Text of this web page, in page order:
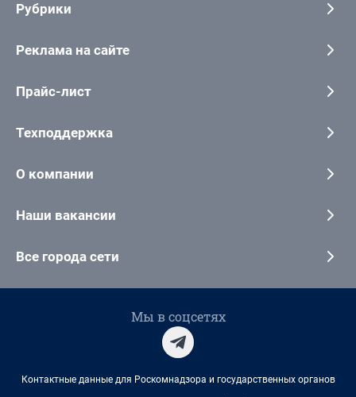
Рубрики
Реклама на сайте
Прайс-лист
Техподдержка
О компании
Наши вакансии
Все города сети
Мы в соцсетях
Контактные данные для Роскомнадзора и государственных органов